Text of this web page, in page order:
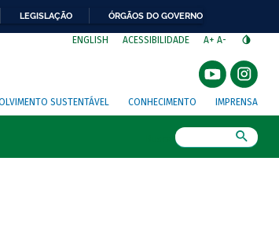
LEGISLAÇÃO ÓRGÃOS DO GOVERNO
ENGLISH ACESSIBILIDADE A+ A-
SUSTENTÁVEL CONHECIMENTO IMPRENSA